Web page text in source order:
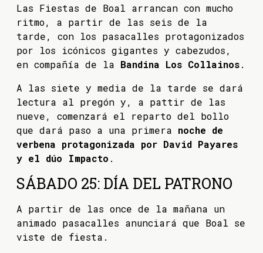
Las Fiestas de Boal arrancan con mucho
ritmo, a partir de las seis de la
tarde, con los pasacalles protagonizados
por los icónicos gigantes y cabezudos,
en compañía de la Bandina Los Collainos.
A las siete y media de la tarde se dará
lectura al pregón y, a pattir de las
nueve, comenzará el reparto del bollo
que dará paso a una primera noche de
verbena protagonizada por David Payares
y el dúo Impacto .
SÁBADO 25: DÍA DEL PATRONO
A partir de las once de la mañana un
animado pasacalles anunciará que Boal se
viste de fiesta.